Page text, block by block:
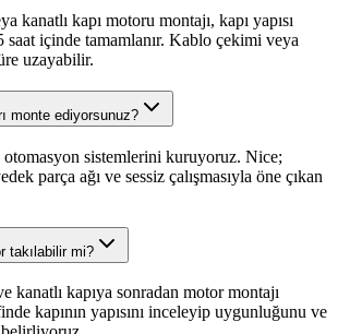
kanatlı kapı motoru montajı, kapı yapısı
saat içinde tamamlanır. Kablo çekimi veya
uzayabilir.
monte ediyorsunuz?
otomasyon sistemlerini kuruyoruz. Nice;
parça ağı ve sessiz çalışmasıyla öne çıkan
takılabilir mi?
kanatlı kapıya sonradan motor montajı
kapının yapısını inceleyip uygunluğunu ve